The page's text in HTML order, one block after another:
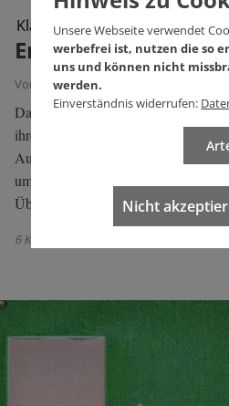
Klage zu S-21-Mehrkosten
Ende des ersten
Von Oliver Stenzel
Das Verwaltungsgericht Stuttgart hat
ihre Stuttgart-21-Projektpartner in
Aus der sogenannten Sprechklausel
um die es vor allem ging, lasse sich
Übernahme von Mehrkosten
6 Kommentare
Unsere Webseite verwendet
werbefrei ist, nutzen die so
uns und können nicht
werden.
Einverständnis widerrufen:
Nicht